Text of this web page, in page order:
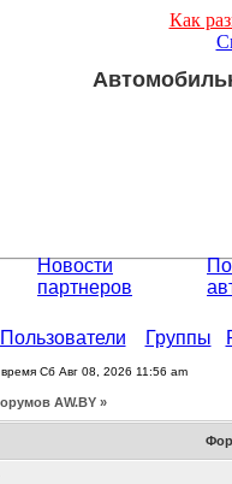
Как
Новости
партнеров
Пользователи Группы
Сб Авг 08, 2026 11:56 am
АW.BY »